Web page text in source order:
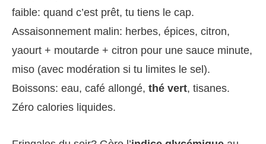
faible: quand c’est prêt, tu tiens le cap.
Assaisonnement malin: herbes, épices, citron,
yaourt + moutarde + citron pour une sauce minute,
miso (avec modération si tu limites le sel).
Boissons: eau, café allongé, thé vert, tisanes.
Zéro calories liquides.